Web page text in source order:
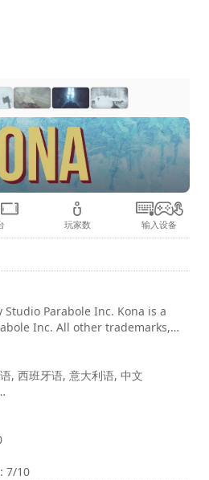
玩家数 输入设备
Parabole Inc. Kona is a
Inc. All other trademarks,
property of their respective
, 西班牙语, 意大利语, 中文
7/10